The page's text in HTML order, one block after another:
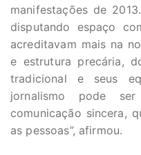
manifestações de
disputando espaço
acreditavam mais na
e estrutura precária,
tradicional e seus
jornalismo pode
comunicação sincera,
as pessoas”, afirmou.